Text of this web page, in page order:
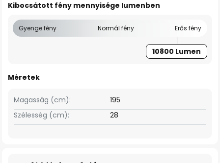
Kibocsátott fény mennyisége lumenben
Gyenge fény Normál fény Erős fény
10800 Lumen
Méretek
Szélesség (cm): 28
Magasság (cm): 195